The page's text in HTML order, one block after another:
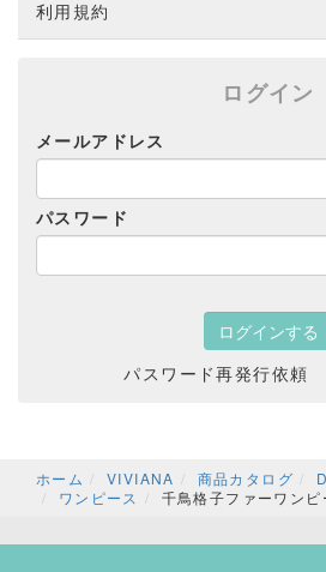
利用規約
ログイン
メールアドレス
パスワード
パスワード再発行依頼
ホーム
VIVIANA 商品カタログ
ワンピース
千鳥格子ファーワン